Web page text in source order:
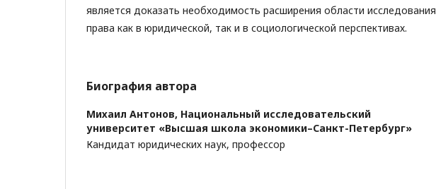
является доказать необходимость расширения области исследования
права как в юридической, так и в социологической перспективах.
Биография автора
Михаил Антонов, Национальный исследовательский
университет «Высшая школа экономики–Санкт-Петербург»
Кандидат юридических наук, профессор